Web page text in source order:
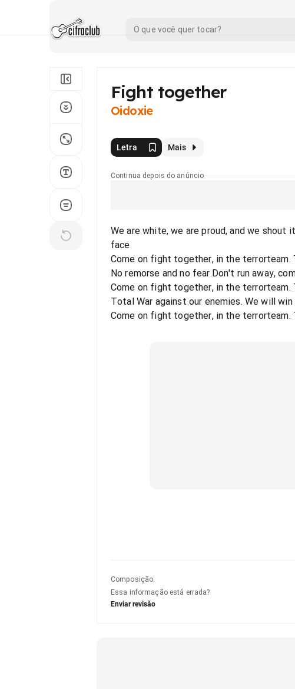
Fight together
Oidoxie
Letra Mais
Continua depois do anúncio
We are white, we are proud, and we
face
Come on fight together, in the terrorteam.
No remorse and no fear.Don't run away,
Come on fight together, in the terrorteam.
Total War against our enemies. We will
Come on fight together, in the terrorteam.
Composição:
Essa informação está errada?
Enviar revisão